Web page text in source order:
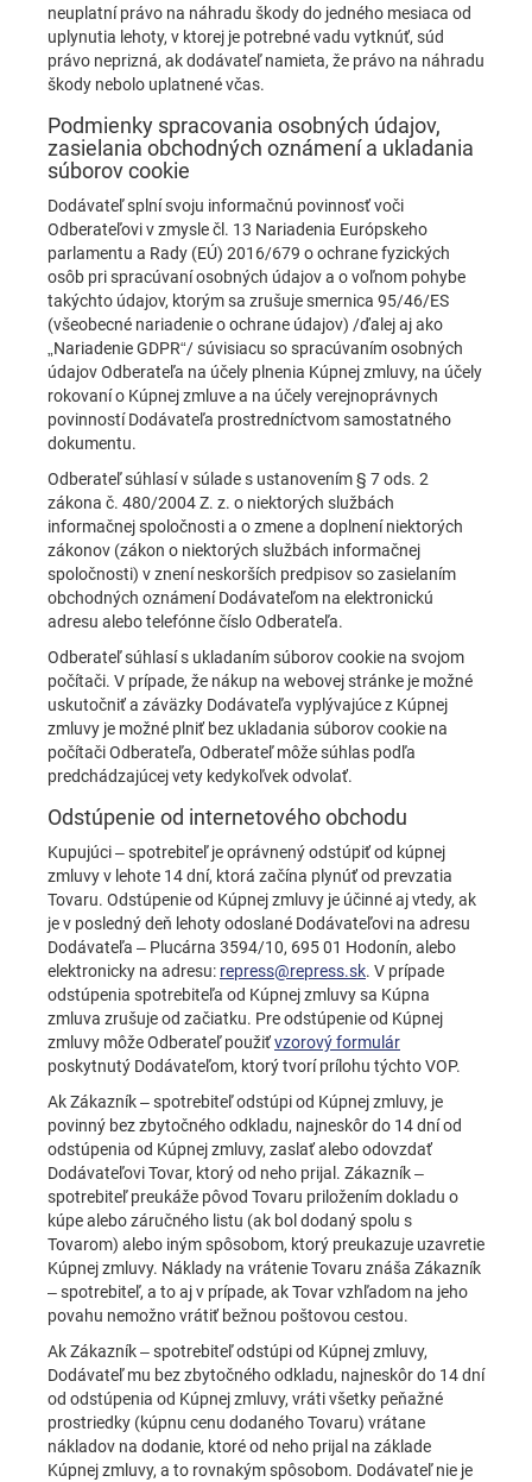
neuplatní právo na náhradu škody do jedného mesiaca od
uplynutia lehoty, v ktorej je potrebné vadu vytknúť, súd
právo neprizná, ak dodávateľ namieta, že právo na náhradu
škody nebolo uplatnené včas.
Podmienky spracovania osobných údajov,
zasielania obchodných oznámení a ukladania
súborov cookie
Dodávateľ splní svoju informačnú povinnosť voči
Odberateľovi v zmysle čl. 13 Nariadenia Európskeho
parlamentu a Rady (EÚ) 2016/679 o ochrane fyzických
osôb pri spracúvaní osobných údajov a o voľnom pohybe
takýchto údajov, ktorým sa zrušuje smernica 95/46/ES
(všeobecné nariadenie o ochrane údajov) /ďalej aj ako
„Nariadenie GDPR“/ súvisiacu so spracúvaním osobných
údajov Odberateľa na účely plnenia Kúpnej zmluvy, na účely
rokovaní o Kúpnej zmluve a na účely verejnoprávnych
povinností Dodávateľa prostredníctvom samostatného
dokumentu.
Odberateľ súhlasí v súlade s ustanovením § 7 ods. 2
zákona č. 480/2004 Z. z. o niektorých službách
informačnej spoločnosti a o zmene a doplnení niektorých
zákonov (zákon o niektorých službách informačnej
spoločnosti) v znení neskorších predpisov so zasielaním
obchodných oznámení Dodávateľom na elektronickú
adresu alebo telefónne číslo Odberateľa.
Odberateľ súhlasí s ukladaním súborov cookie na svojom
počítači. V prípade, že nákup na webovej stránke je možné
uskutočniť a záväzky Dodávateľa vyplývajúce z Kúpnej
zmluvy je možné plniť bez ukladania súborov cookie na
počítači Odberateľa, Odberateľ môže súhlas podľa
predchádzajúcej vety kedykoľvek odvolať.
Odstúpenie od internetového obchodu
Kupujúci – spotrebiteľ je oprávnený odstúpiť od kúpnej
zmluvy v lehote 14 dní, ktorá začína plynúť od prevzatia
Tovaru. Odstúpenie od Kúpnej zmluvy je účinné aj vtedy, ak
je v posledný deň lehoty odoslané Dodávateľovi na adresu
Dodávateľa – Plucárna 3594/10, 695 01 Hodonín, alebo
elektronicky na adresu: repress@repress.sk. V prípade
odstúpenia spotrebiteľa od Kúpnej zmluvy sa Kúpna
zmluva zrušuje od začiatku. Pre odstúpenie od Kúpnej
zmluvy môže Odberateľ použiťvzorový formulár
poskytnutý Dodávateľom, ktorý tvorí prílohu týchto VOP.
Ak Zákazník – spotrebiteľ odstúpi od Kúpnej zmluvy, je
povinný bez zbytočného odkladu, najneskôr do 14 dní od
odstúpenia od Kúpnej zmluvy, zaslať alebo odovzdať
Dodávateľovi Tovar, ktorý od neho prijal. Zákazník –
spotrebiteľ preukáže pôvod Tovaru priložením dokladu o
kúpe alebo záručného listu (ak bol dodaný spolu s
Tovarom) alebo iným spôsobom, ktorý preukazuje uzavretie
Kúpnej zmluvy. Náklady na vrátenie Tovaru znáša Zákazník
– spotrebiteľ, a to aj v prípade, ak Tovar vzhľadom na jeho
povahu nemožno vrátiť bežnou poštovou cestou.
Ak Zákazník – spotrebiteľ odstúpi od Kúpnej zmluvy,
Dodávateľ mu bez zbytočného odkladu, najneskôr do 14 dní
od odstúpenia od Kúpnej zmluvy, vráti všetky peňažné
prostriedky (kúpnu cenu dodaného Tovaru) vrátane
nákladov na dodanie, ktoré od neho prijal na základe
Kúpnej zmluvy, a to rovnakým spôsobom. Dodávateľ nie je